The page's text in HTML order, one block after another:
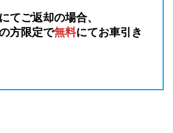
にてご返却の場合、
方限定で無料にてお車引き